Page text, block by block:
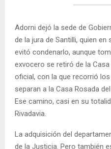
Adorni dejó la sede de
de la jura de Santilli, quien
evitó condenarlo, aunque
exvocero se retiró de la
oficial, con la que recorrió
separan a la Casa Rosada
Ese camino, casi en su
Rivadavia.
La adquisición del
de la Justicia. Pero también